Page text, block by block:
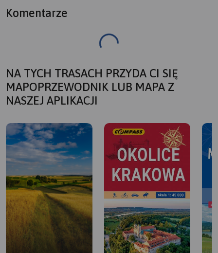
Komentarze
NA TYCH TRASACH PRZYDA CI SIĘ
MAPOPRZEWODNIK LUB MAPA Z
NASZEJ APLIKACJI